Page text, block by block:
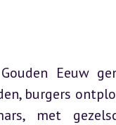
Eeuw
burgers
met